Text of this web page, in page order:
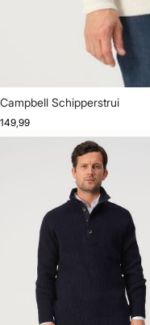
Campbell Schipperstrui
149,99